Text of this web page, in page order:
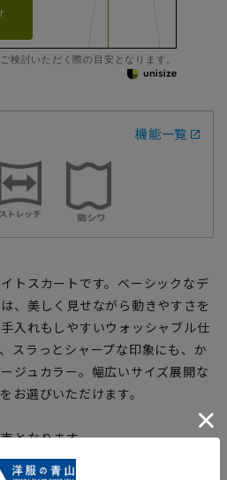
検討いただく際の目安となります。
機能一覧
トスカートです。ベーシックなデ
、美しく見せながら動きやすさを
入れもしやすいウォッシャブル仕
スラっとシャープな印象にも、か
ジュカラー。幅広いサイズ展開な
お選びいただけます。
となります。
合わせいただくことでスーツとし